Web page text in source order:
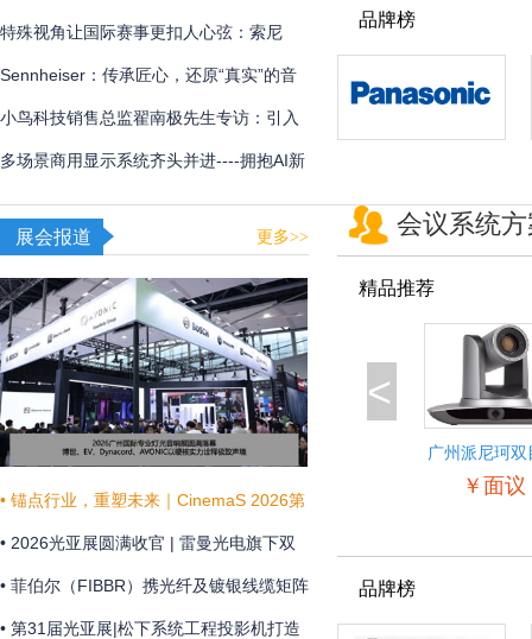
专业通讯解决方案
特殊视角让国际赛事更扣人心弦：索尼
BRC-AM7在宁波射击世界杯中的系统化应
用
Sennheiser：传承匠心，还原“真实”的音
频体验
小鸟科技销售总监翟南极先生专访：引入
AI，在新赛道甩开竞争对手
多场景商用显示系统齐头并进----拥抱AI新
时代，不断提升商显技术和显示效果
品牌榜
展会报道 更多>>
• 锚点行业，重塑未来｜CinemaS 2026第
十三届上海国际电影论坛暨展览会共振启
幕
• 2026光亚展圆满收官 | 雷曼光电旗下双
企联袂演绎“光+未来”
• 菲伯尔（FIBBR）携光纤及镀银线缆矩阵
亮相 HAVE 2026 西安国际高级视听展
• 第31届光亚展|松下系统工程投影机打造
会议系统
精品推荐
<
广州派尼珂双
像机
￥面议
品牌榜